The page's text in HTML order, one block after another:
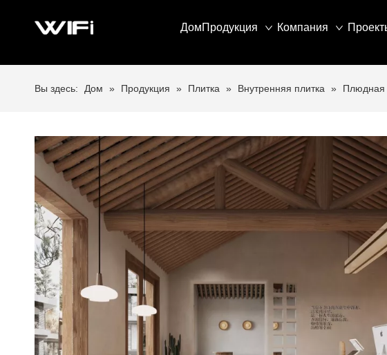
ДомПродукция Компания
Вы здесь: Дом » Продукция » Плитка » Внутренняя плитка » Плюдная